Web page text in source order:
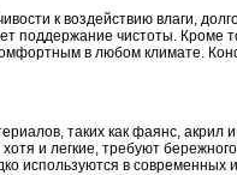
к воздействию влаги,
поддержание чистоты. Кроме
в любом климате.
таких как фаянс, акрил
и легкие, требуют
используются в современных